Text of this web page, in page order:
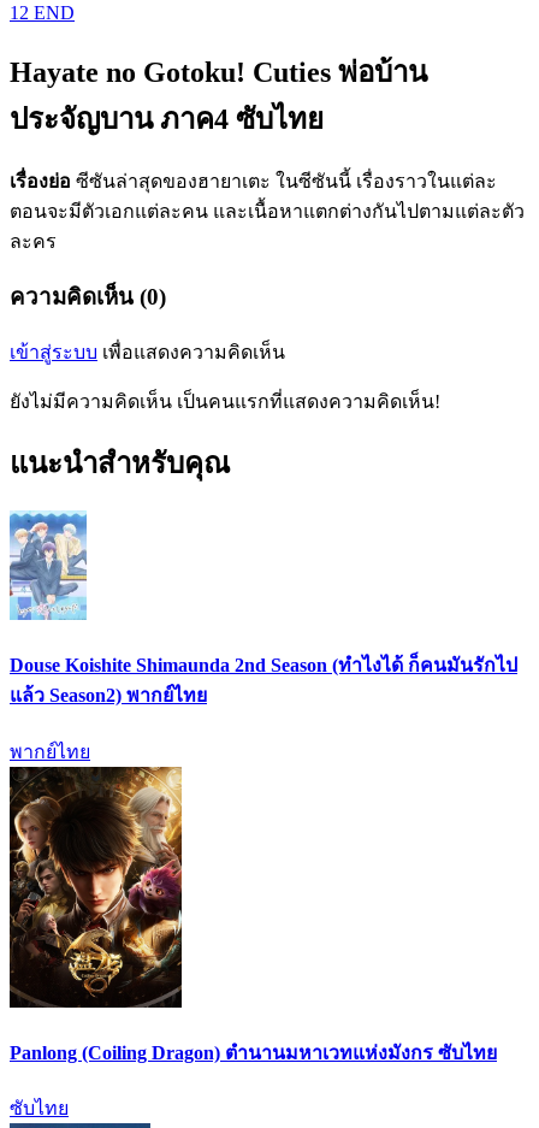
12 END
Hayate no Gotoku! Cuties พ่อบ้าน
ประจัญบาน ภาค4 ซับไทย
เรื่องย่อ ซีซันล่าสุดของฮายาเตะ ในซีซันนี้ เรื่องราวในแต่ละ
ตอนจะมีตัวเอกแต่ละคน และเนื้อหาแตกต่างกันไปตามแต่ละตัว
ละคร
ความคิดเห็น (0)
เข้าสู่ระบบ เพื่อแสดงความคิดเห็น
ยังไม่มีความคิดเห็น เป็นคนแรกที่แสดงความคิดเห็น!
แนะนำสำหรับคุณ
Douse Koishite Shimaunda 2nd Season (ทำไงได้ ก็คนมันรักไป
แล้ว Season2) พากย์ไทย
พากย์ไทย
Panlong (Coiling Dragon) ตำนานมหาเวทแห่งมังกร ซับไทย
ซับไทย